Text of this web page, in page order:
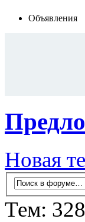
Объявления
Новая
Тем: